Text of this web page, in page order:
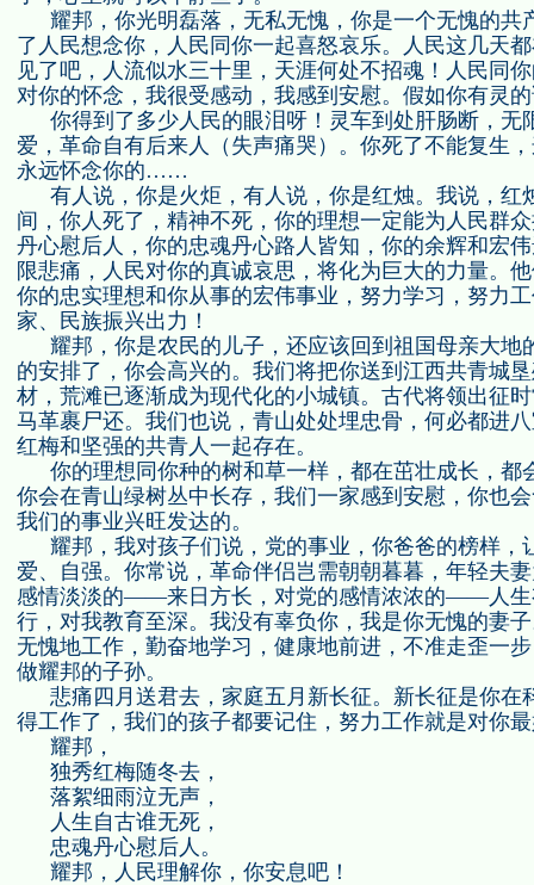
耀邦，你光明磊落，无私无愧，你是一个无愧的共
了人民想念你，人民同你一起喜怒哀乐。人民这几天
见了吧，人流似水三十里，天涯何处不招魂！人民同
对你的怀念，我很受感动，我感到安慰。假如你有灵
你得到了多少人民的眼泪呀！灵车到处肝肠断，无
爱，革命自有后来人（ 失声痛哭 ）。你死了不能复生
永远怀念你的……
有人说，你是火炬，有人说，你是红烛。我说，红
间，你人死了，精神不死，你的理想一定能为人民群
丹心慰后人，你的忠魂丹心路人皆知，你的余辉和宏
限悲痛，人民对你的真诚哀思，将化为巨大的力量。
你的忠实理想和你从事的宏伟事业，努力学习，努力
家、民族振兴出力！
耀邦，你是农民的儿子，还应该回到祖国母亲大地
的安排了，你会高兴的。我们将把你送到江西共青城
材，荒滩已逐渐成为现代化的小城镇。古代将领出征
马革裹尸还。我们也说，青山处处埋忠骨，何必都进
红梅和坚强的共青人一起存在。
你的理想同你种的树和草一样，都在茁壮成长，都
你会在青山绿树丛中长存，我们一家感到安慰，你也
我们的事业兴旺发达的。
耀邦，我对孩子们说，党的事业，你爸爸的榜样，
爱、自强。你常说，革命伴侣岂需朝朝暮暮，年轻夫
感情淡淡的——来日方长，对党的感情浓浓的——人生
行，对我教育至深。我没有辜负你，我是你无愧的妻
无愧地工作，勤奋地学习，健康地前进，不准走歪一
做耀邦的子孙。
悲痛四月送君去，家庭五月新长征。新长征是你在
得工作了，我们的孩子都要记住，努力工作就是对你
耀邦，
独秀红梅随冬去，
落絮细雨泣无声，
人生自古谁无死，
忠魂丹心慰后人。
耀邦，人民理解你，你安息吧！